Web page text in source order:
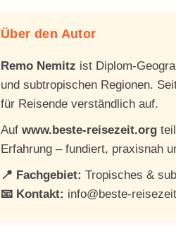
Über den Autor
Remo Nemitz ist Diplom-
und subtropischen Regionen.
für Reisende verständlich auf.
Auf www.beste-reisezeit.org
Erfahrung – fundiert, praxisnah
📍 Fachgebiet: Tropisches &
📧 Kontakt: info@beste-